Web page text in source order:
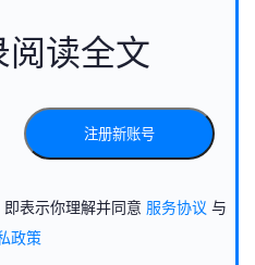
阅读全文
注册新账号
表示你理解并同意 服务协议 与
政策